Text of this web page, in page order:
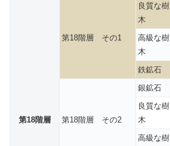
第18階層
第18階層 その1
良質な樹
木
高級な樹
木
鉄鉱石
第18階層 その2
銀鉱石
良質な樹
木
高級な樹